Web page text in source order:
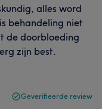
alles word
behandeling niet
de doorbloeding
zijn best.
Geverifieerde review